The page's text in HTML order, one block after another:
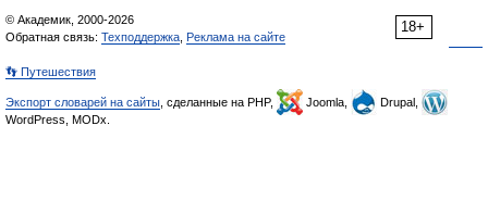
18+
© Академик, 2000-2026
Обратная связь: Техподдержка Реклама на сайте
👣 Путешествия
Экспорт словарей на сайты , сделанные на PHP, Joomla,
Drupal,
WordPress, MODx.